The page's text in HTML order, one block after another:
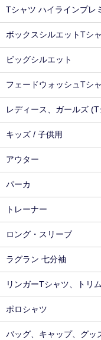
Tシャツ ハイラインプレ
ボックスシルエットTシ
ビッグシルエット
フェードウォッシュTシ
レディース、ガールズ
キッズ / 子供用
アウター
パーカ
トレーナー
ロング・スリーブ
ラグラン 七分袖
リンガーTシャツ、トリ
ポロシャツ
バッグ、キャップ、グッ